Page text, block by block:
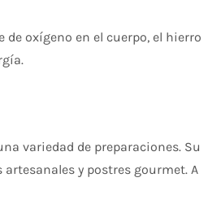
oxígeno en el cuerpo, el hierro
variedad de preparaciones. Su
y postres gourmet. A